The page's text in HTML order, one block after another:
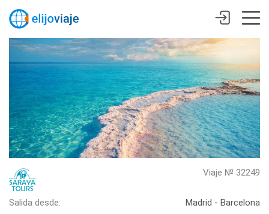
Viaje № 32249
Salida desde:
Madrid - Barcelona